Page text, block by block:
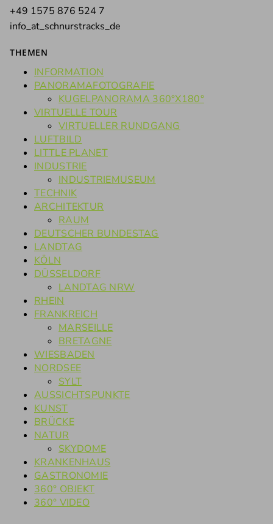
+49 1575 876 524 7
info_at_schnurstracks_de
THEMEN
INFORMATION
PANORAMAFOTOGRAFIE
KUGELPANORAMA 360°X180°
VIRTUELLE TOUR
VIRTUELLER RUNDGANG
LUFTBILD
LITTLE PLANET
INDUSTRIE
INDUSTRIEMUSEUM
TECHNIK
ARCHITEKTUR
RAUM
DEUTSCHER BUNDESTAG
LANDTAG
KÖLN
DÜSSELDORF
LANDTAG NRW
RHEIN
FRANKREICH
MARSEILLE
BRETAGNE
WIESBADEN
NORDSEE
SYLT
AUSSICHTSPUNKTE
KUNST
BRÜCKE
NATUR
SKYDOME
KRANKENHAUS
GASTRONOMIE
360° OBJEKT
360° VIDEO